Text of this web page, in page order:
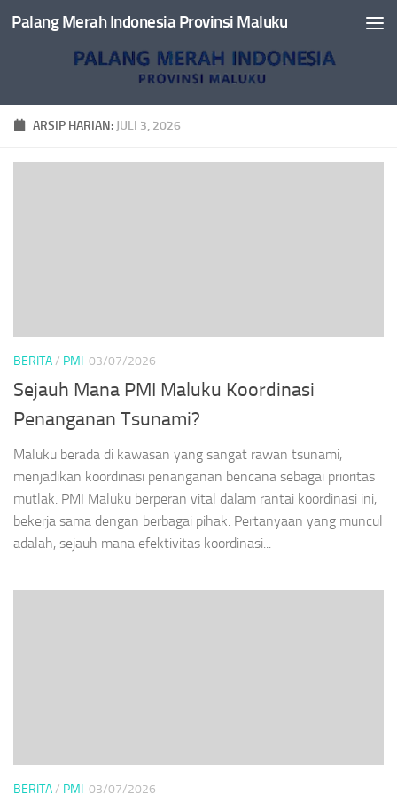
Skip to content
Palang Merah Indonesia Provinsi Maluku
ARSIP HARIAN: JULI 3, 2026
BERITA/ PMI 03/07/2026
Sejauh Mana PMI Maluku Koordinasi
Penanganan Tsunami?
Maluku berada di kawasan yang sangat rawan tsunami,
menjadikan koordinasi penanganan bencana sebagai prioritas
mutlak. PMI Maluku berperan vital dalam rantai koordinasi ini,
bekerja sama dengan berbagai pihak. Pertanyaan yang muncul
adalah, sejauh mana efektivitas koordinasi...
BERITA/ PMI 03/07/2026